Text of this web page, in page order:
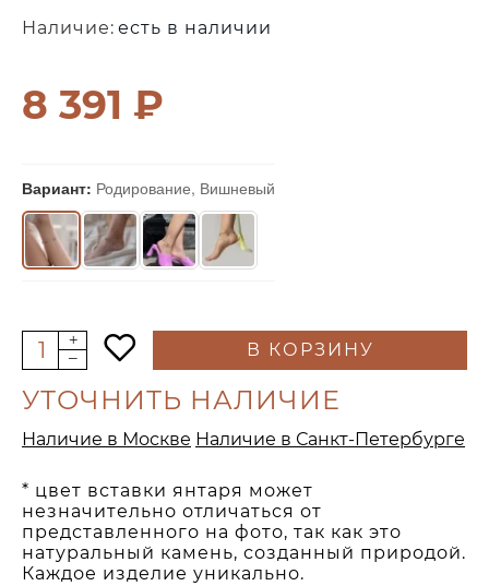
8 391 ₽
Вариант: Родирование, Вишневый
Наличие: есть в наличии
В КОРЗИНУ
* цвет вставки янтаря может
незначительно отличаться от
представленного на фото, так как это
натуральный камень, созданный природой.
Каждое изделие уникально.
УТОЧНИТЬ НАЛИЧИЕ
Наличие в Москве Наличие в Санкт-Петербурге